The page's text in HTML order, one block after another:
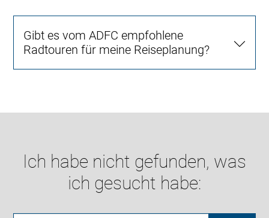
Gibt es vom ADFC empfohlene
Radtouren für meine Reiseplanung?
Ich habe nicht gefunden, was
ich gesucht habe: